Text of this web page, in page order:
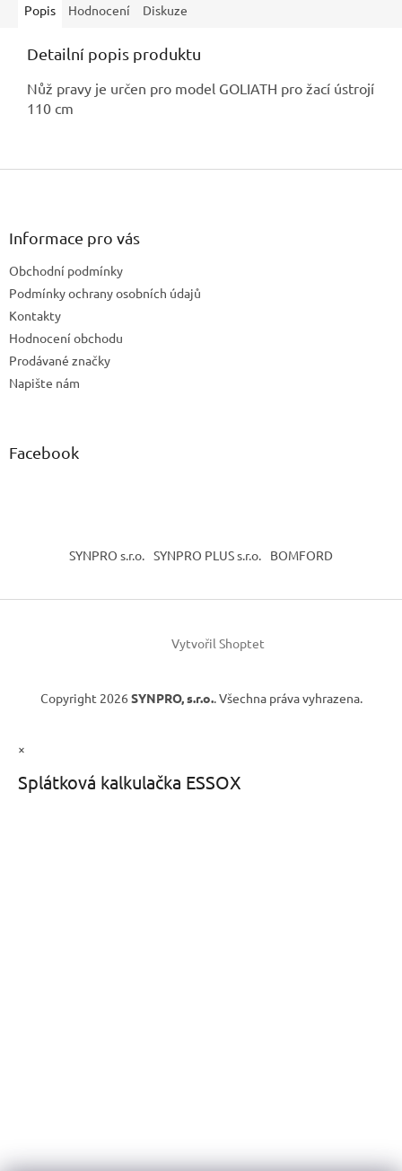
Popis Hodnocení Diskuze
Detailní popis produktu
Nůž pravy je určen pro model GOLIATH pro žací ústrojí
110 cm
Z
Informace pro vás
Obchodní podmínky
Podmínky ochrany osobních údajů
Kontakty
Hodnocení obchodu
Prodávané značky
Napište nám
Facebook
SYNPRO s.r.o. SYNPRO PLUS s.r.o. BOMFORD
Vytvořil Shoptet
Copyright 2026 SYNPRO, s.r.o.. Všechna práva vyhrazena.
×
Splátková kalkulačka ESSOX